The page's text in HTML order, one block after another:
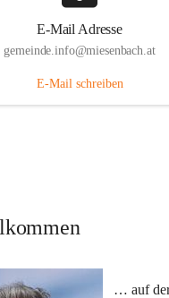
E-Mail Adresse
gemeinde.info@miesenbach.at
E-Mail schreiben
… auf